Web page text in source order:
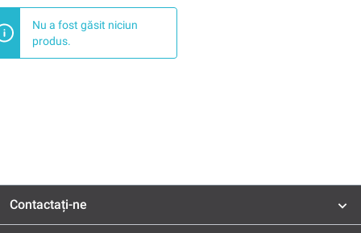
Nu a fost găsit niciun
produs.
Contactați-ne